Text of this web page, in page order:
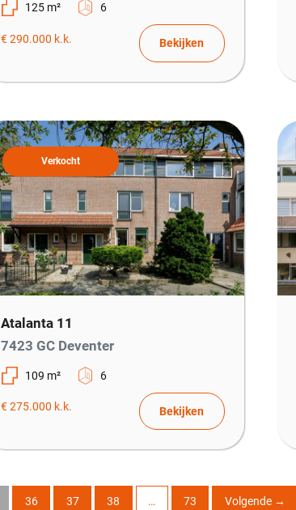
125 m² 6
€ 290.000 k.k. Bekijken
Verkocht
Atalanta 11
7423 GC Deventer
109 m² 6
€ 275.000 k.k. Bekijken
36 37 38 … 73 Volgende →